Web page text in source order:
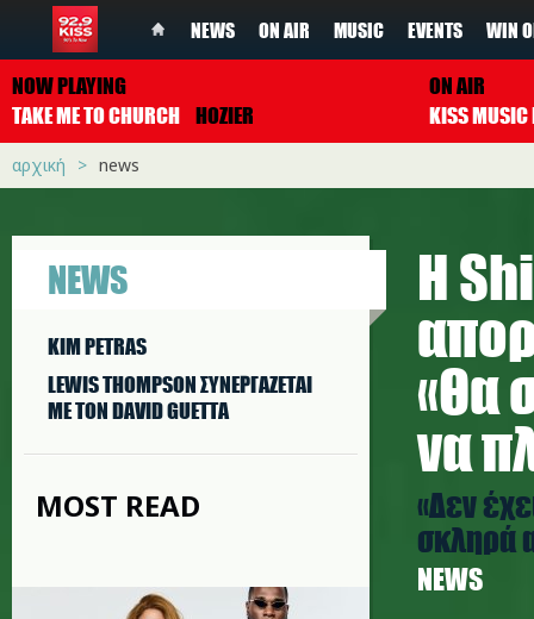
NEWS ON AIR MUSIC EVENTS WIN
NOW PLAYING
TAKE ME TO CHURCH HOZIER
ON AIR
αρχική news
NEWS
KIM PETRAS
LEWIS THOMPSON ΣΥΝΕΡΓAΖΕΤΑΙ
ΜΕ ΤΟΝ DAVID GUETTA
MOST READ
Η
«Θα
να
«Δεν
σκληρά
NEWS